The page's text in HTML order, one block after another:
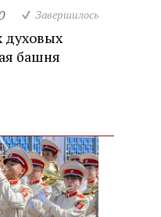
Завершилось
духовых
башня